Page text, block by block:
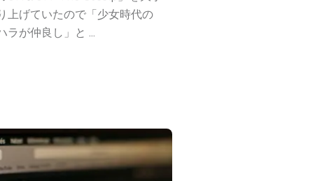
上げていたので「少女時代の
が仲良し」と ...